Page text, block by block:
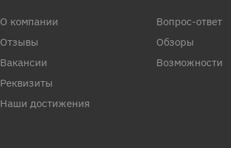
О компании
Отзывы
Вакансии
Реквизиты
Наши достижения
Вопрос-ответ
Обзоры
Возможности